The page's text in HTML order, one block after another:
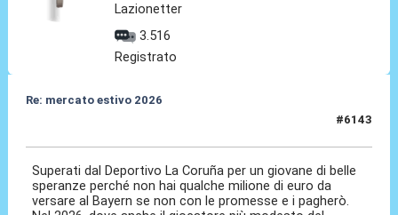
Lazionetter
3.516
Registrato
Re: mercato estivo 2026
#6143
Superati dal Deportivo La Coruña per un giovane di belle
speranze perché non hai qualche milione di euro da
versare al Bayern se non con le promesse e i pagherò.